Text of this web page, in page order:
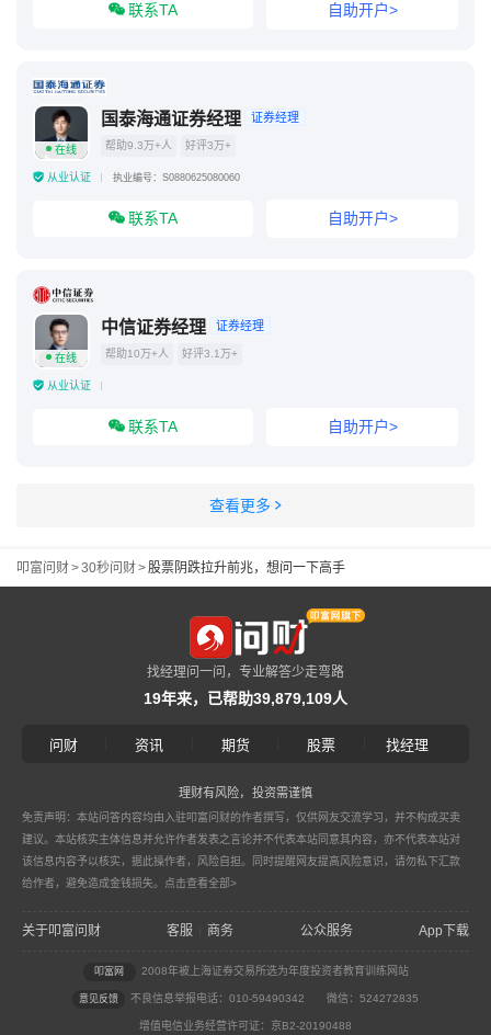
联系TA 自助开户>
在线
国泰海通证券经理 证券经理
帮助9.3万+人 好评3万+
从业认证 执业编号：S0880625080060
联系TA 自助开户>
在线
中信证券经理 证券经理
帮助10万+人 好评3.1万+
从业认证
联系TA 自助开户>
查看更多
叩富问财>30秒问财>股票阴跌拉升前兆，想问一下高手
找经理问一问，专业解答少走弯路
19年来，已帮助39,879,109人
问财 资讯 期货 股票 找经理
理财有风险，投资需谨慎
免责声明：本站问答内容均由入驻叩富问财的作者撰写，仅供网友交流学习，并不构成买卖
建议。本站核实主体信息并允许作者发表之言论并不代表本站同意其内容，亦不代表本站对
该信息内容予以核实，据此操作者，风险自担。同时提醒网友提高风险意识，请勿私下汇款
给作者，避免造成金钱损失。 点击查看全部>
关于叩富问财 客服 商务 公众服务 App下载
叩富网 2008年被上海证券交易所选为年度投资者教育训练网站
意见反馈 不良信息举报电话：010-59490342 微信：524272835
增值电信业务经营许可证：京B2-20190488